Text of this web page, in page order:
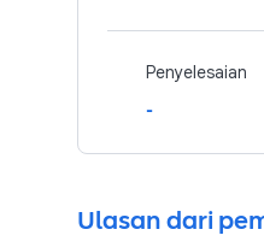
Penyelesaian
-
Ulasan dari